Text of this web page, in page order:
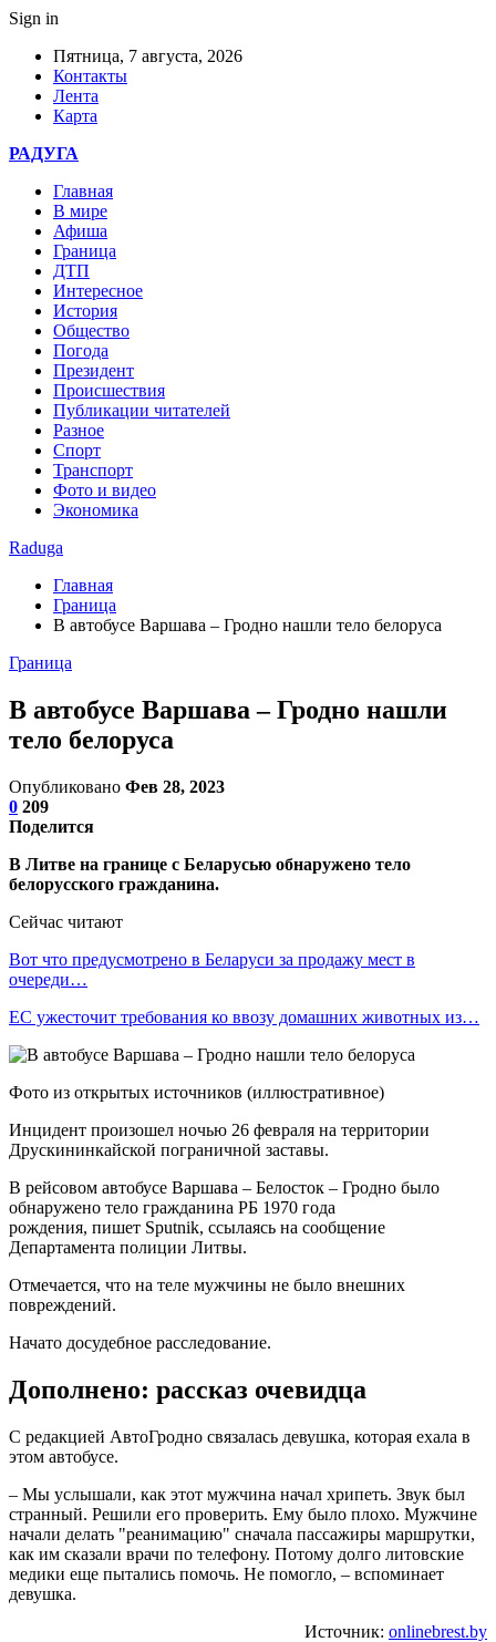
Sign in
Пятница, 7 августа, 2026
Контакты
Лента
Карта
РАДУГА
Главная
В мире
Афиша
Граница
ДТП
Интересное
История
Общество
Погода
Президент
Происшествия
Публикации читателей
Разное
Спорт
Транспорт
Фото и видео
Экономика
Raduga
Главная
Граница
В автобусе Варшава – Гродно нашли тело белоруса
Граница
В автобусе Варшава – Гродно нашли
тело белоруса
Опубликовано Фев 28, 2023
0 209
Поделится
В Литве на границе с Беларусью обнаружено тело
белорусского гражданина.
Сейчас читают
Вот что предусмотрено в Беларуси за продажу мест в
очереди…
ЕС ужесточит требования ко ввозу домашних животных из…
Фото из открытых источников (иллюстративное)
Инцидент произошел ночью 26 февраля на территории
Друскининкайской пограничной заставы.
В рейсовом автобусе Варшава – Белосток – Гродно было
обнаружено тело гражданина РБ 1970 года
рождения, пишет Sputnik, ссылаясь на сообщение
Департамента полиции Литвы.
Отмечается, что на теле мужчины не было внешних
повреждений.
Начато досудебное расследование.
Дополнено: рассказ очевидца
С редакцией АвтоГродно связалась девушка, которая ехала в
этом автобусе.
– Мы услышали, как этот мужчина начал хрипеть. Звук был
странный. Решили его проверить. Ему было плохо. Мужчине
начали делать "реанимацию" сначала пассажиры маршрутки,
как им сказали врачи по телефону. Потому долго литовские
медики еще пытались помочь. Не помогло, – вспоминает
девушка.
Источник: onlinebrest.by